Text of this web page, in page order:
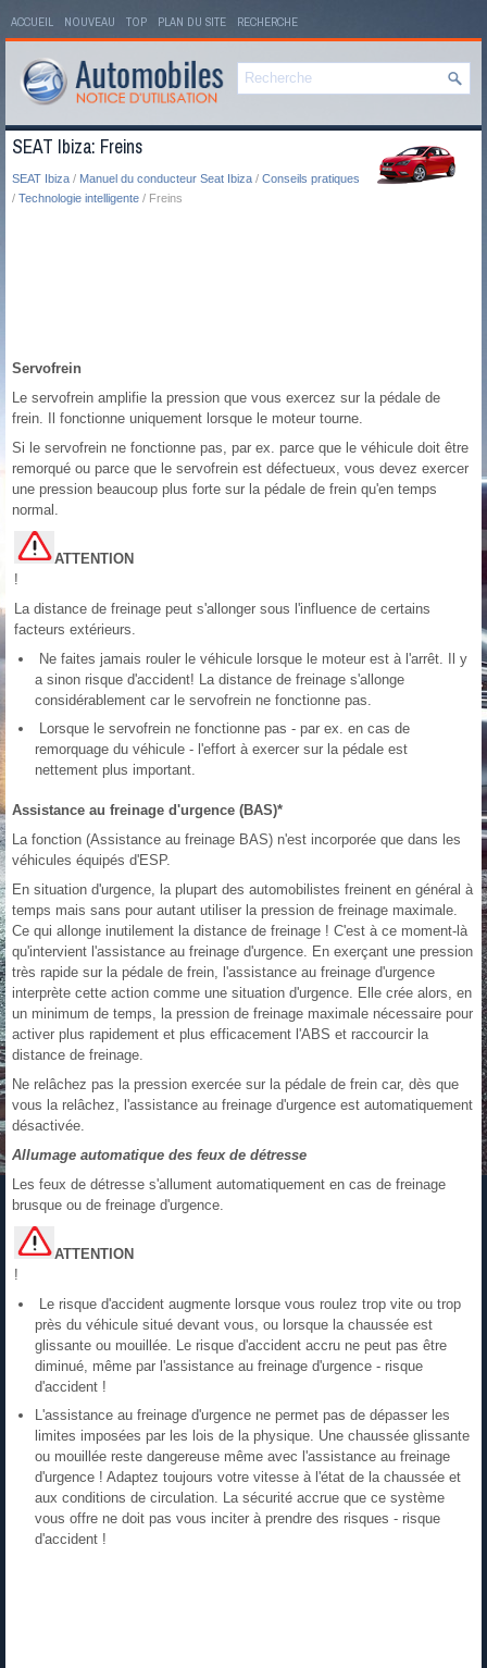
ACCUEIL NOUVEAU TOP PLAN DU SITE RECHERCHE
SEAT Ibiza: Freins
SEAT Ibiza / Manuel du conducteur Seat Ibiza / Conseils pratiques
/ Technologie intelligente / Freins
Servofrein
Le servofrein amplifie la pression que vous exercez sur la pédale de
frein. Il fonctionne uniquement lorsque le moteur tourne.
Si le servofrein ne fonctionne pas, par ex. parce que le véhicule doit être
remorqué ou parce que le servofrein est défectueux, vous devez exercer
une pression beaucoup plus forte sur la pédale de frein qu'en temps
normal.
ATTENTION
!
La distance de freinage peut s'allonger sous l'influence de certains
facteurs extérieurs.
Ne faites jamais rouler le véhicule lorsque le moteur est à l'arrêt. Il y
a sinon risque d'accident! La distance de freinage s'allonge
considérablement car le servofrein ne fonctionne pas.
Lorsque le servofrein ne fonctionne pas - par ex. en cas de
remorquage du véhicule - l'effort à exercer sur la pédale est
nettement plus important.
Assistance au freinage d'urgence (BAS)*
La fonction (Assistance au freinage BAS) n'est incorporée que dans les
véhicules équipés d'ESP.
En situation d'urgence, la plupart des automobilistes freinent en général à
temps mais sans pour autant utiliser la pression de freinage maximale.
Ce qui allonge inutilement la distance de freinage ! C'est à ce moment-là
qu'intervient l'assistance au freinage d'urgence. En exerçant une pression
très rapide sur la pédale de frein, l'assistance au freinage d'urgence
interprète cette action comme une situation d'urgence. Elle crée alors, en
un minimum de temps, la pression de freinage maximale nécessaire pour
activer plus rapidement et plus efficacement l'ABS et raccourcir la
distance de freinage.
Ne relâchez pas la pression exercée sur la pédale de frein car, dès que
vous la relâchez, l'assistance au freinage d'urgence est automatiquement
désactivée.
Allumage automatique des feux de détresse
Les feux de détresse s'allument automatiquement en cas de freinage
brusque ou de freinage d'urgence.
ATTENTION
!
Le risque d'accident augmente lorsque vous roulez trop vite ou trop
près du véhicule situé devant vous, ou lorsque la chaussée est
glissante ou mouillée. Le risque d'accident accru ne peut pas être
diminué, même par l'assistance au freinage d'urgence - risque
d'accident !
L'assistance au freinage d'urgence ne permet pas de dépasser les
limites imposées par les lois de la physique. Une chaussée glissante
ou mouillée reste dangereuse même avec l'assistance au freinage
d'urgence ! Adaptez toujours votre vitesse à l'état de la chaussée et
aux conditions de circulation. La sécurité accrue que ce système
vous offre ne doit pas vous inciter à prendre des risques - risque
d'accident !